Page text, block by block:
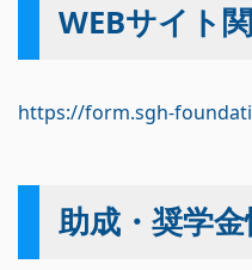
WEBサイト
https://form.sgh-
助成・奨学